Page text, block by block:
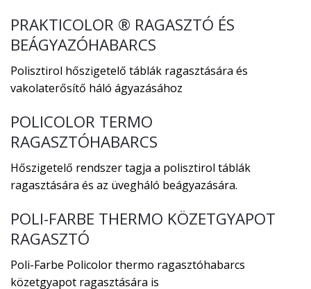
PRAKTICOLOR ® RAGASZTÓ ÉS
BEÁGYAZÓHABARCS
Polisztirol hőszigetelő táblák ragasztására és
vakolaterősítő háló ágyazásához
POLICOLOR TERMO
RAGASZTÓHABARCS
Hőszigetelő rendszer tagja a polisztirol táblák
ragasztására és az üvegháló beágyazására.
POLI-FARBE THERMO KÖZETGYAPOT
RAGASZTÓ
Poli-Farbe Policolor thermo ragasztóhabarcs
közetgyapot ragasztására is